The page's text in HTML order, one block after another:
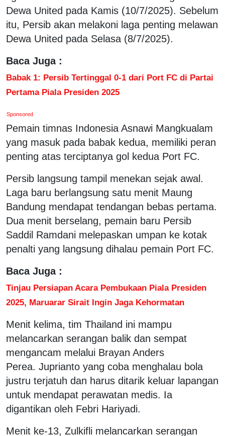
Dewa United pada Kamis (10/7/2025). Sebelum
itu, Persib akan melakoni laga penting melawan
Dewa United pada Selasa (8/7/2025).
Baca Juga :
Babak 1: Persib Tertinggal 0-1 dari Port FC di Partai
Pertama Piala Presiden 2025
Sponsored
Pemain timnas Indonesia Asnawi Mangkualam
yang masuk pada babak kedua, memiliki peran
penting atas terciptanya gol kedua Port FC.
Persib langsung tampil menekan sejak awal.
Laga baru berlangsung satu menit Maung
Bandung mendapat tendangan bebas pertama.
Dua menit berselang, pemain baru Persib
Saddil Ramdani melepaskan umpan ke kotak
penalti yang langsung dihalau pemain Port FC.
Baca Juga :
Tinjau Persiapan Acara Pembukaan Piala Presiden
2025, Maruarar Sirait Ingin Jaga Kehormatan
Menit kelima, tim Thailand ini mampu
melancarkan serangan balik dan sempat
mengancam melalui Brayan Anders
Perea. Juprianto yang coba menghalau bola
justru terjatuh dan harus ditarik keluar lapangan
untuk mendapat perawatan medis. Ia
digantikan oleh Febri Hariyadi.
Menit ke-13, Zulkifli melancarkan serangan